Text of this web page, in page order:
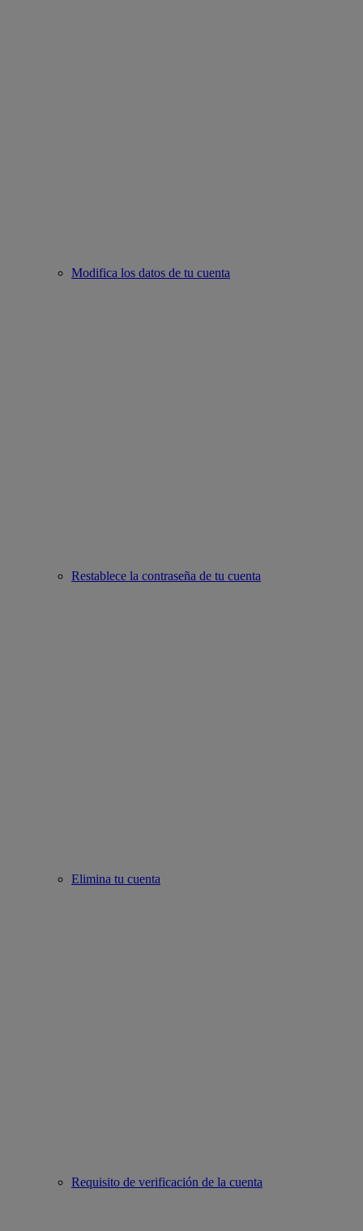
Modifica los datos de tu cuenta
Restablece la contraseña de tu cuenta
Elimina tu cuenta
Requisito de verificación de la cuenta